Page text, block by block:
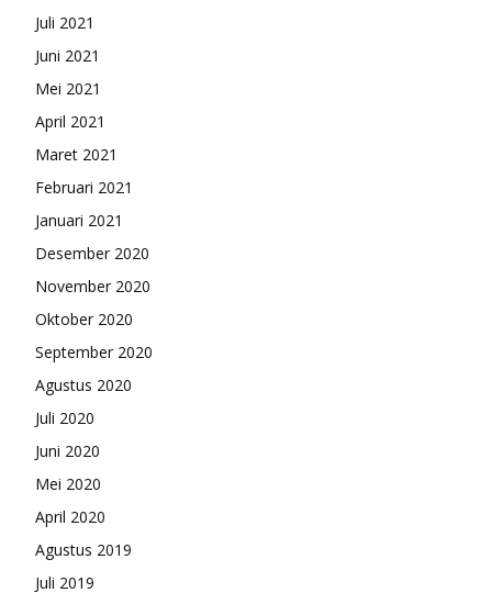
Juli 2021
Juni 2021
Mei 2021
April 2021
Maret 2021
Februari 2021
Januari 2021
Desember 2020
November 2020
Oktober 2020
September 2020
Agustus 2020
Juli 2020
Juni 2020
Mei 2020
April 2020
Agustus 2019
Juli 2019